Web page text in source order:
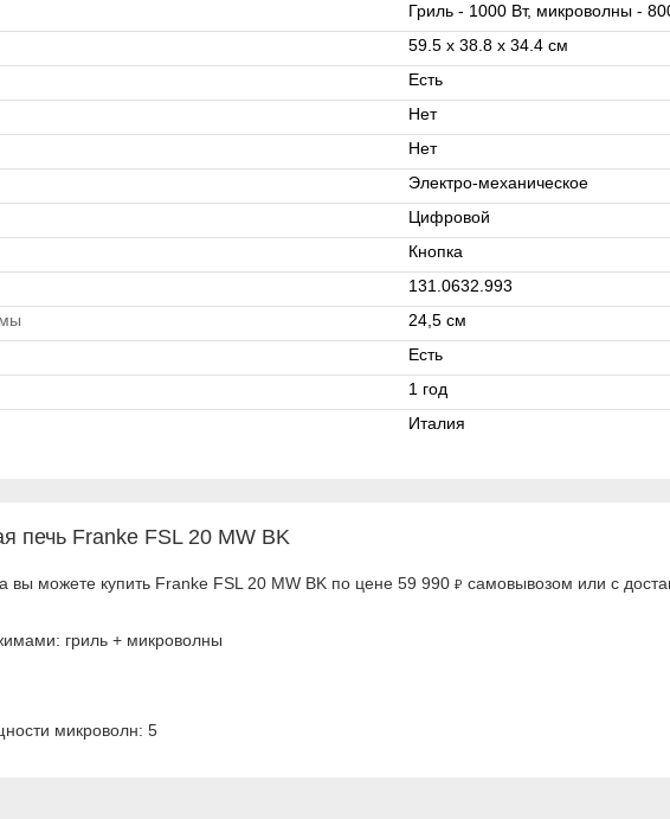
Гриль - 1000 Вт, микроволны -
59.5 x 38.8 х 34.4 см
Есть
Нет
Нет
Электро-механическое
Цифровой
Кнопка
131.0632.993
24,5 см
Есть
1 год
Италия
печь Franke FSL 20 MW BK
вы можете купить Franke FSL 20 MW BK по цене 59 990 ₽ самовывозом или с
гриль + микроволны
микроволн: 5